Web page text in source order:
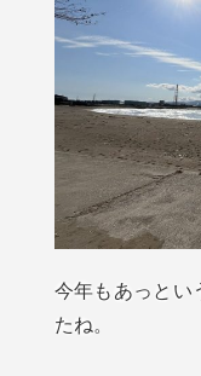
今年もあっとい
たね。